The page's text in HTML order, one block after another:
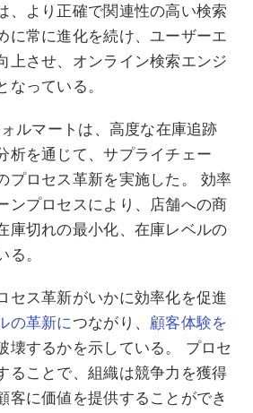
、より正確で関連性の高い検索
に常に進化を続け、ユーザーエ
上させ、オンライン検索エンジ
なっている。
ルマートは、高度な在庫追跡
析を通じて、サプライチェー
プロセス革新を実施した。 効率
ンプロセスにより、店舗への商
庫切れの最小化、在庫レベルの
。
セス革新がいかに効率化を促進
の革新につながり、 顧客体験を
壊するかを示している。 プロセ
ることで、組織は競争力を獲得
客に価値を提供することができ